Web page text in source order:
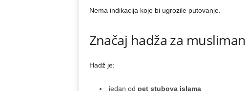
Nema indikacija koje bi ugrozile putovanje.
Značaj hadža za
Hadž je:
jedan od pet stubova islama